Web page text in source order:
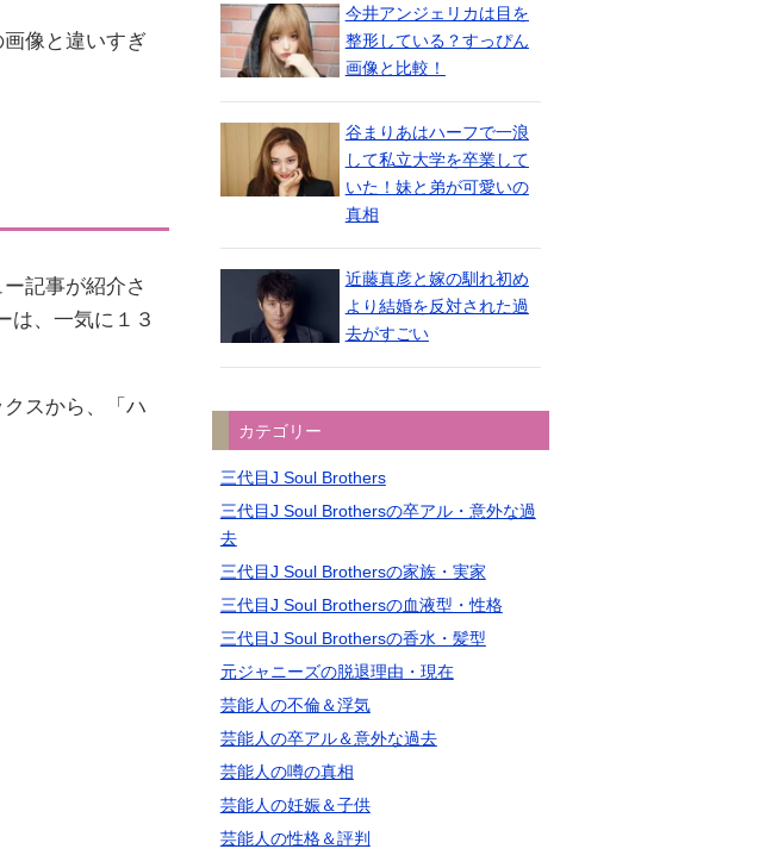
像と違いすぎ
記事が紹介さ
は、一気に１３
スから、「ハ
今井アンジェリカは目を
整形している？すっぴん
画像と比較！
谷まりあはハーフで一浪
して私立大学を卒業して
いた！妹と弟が可愛いの
真相
近藤真彦と嫁の馴れ初め
より結婚を反対された過
去がすごい
カテゴリー
三代目J Soul Brothers
三代目J Soul Brothersの卒アル・意外な過
去
三代目J Soul Brothersの家族・実家
三代目J Soul Brothersの血液型・性格
三代目J Soul Brothersの香水・髪型
元ジャニーズの脱退理由・現在
芸能人の不倫＆浮気
芸能人の卒アル＆意外な過去
芸能人の噂の真相
芸能人の妊娠＆子供
芸能人の性格＆評判